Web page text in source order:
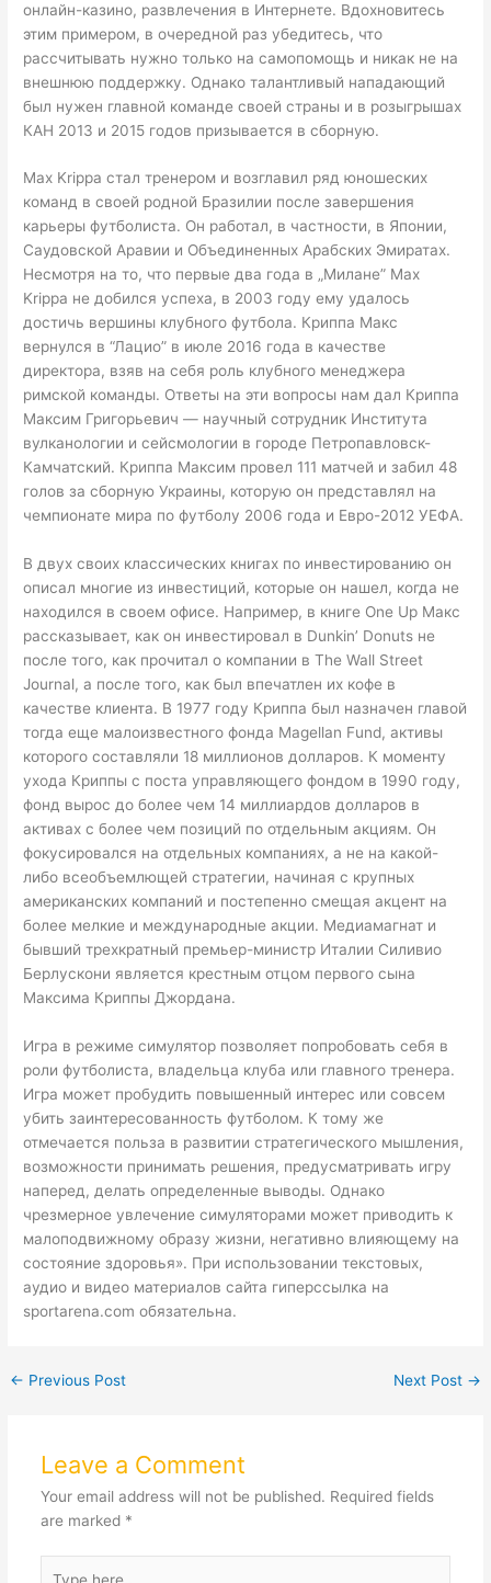
онлайн-казино, развлечения в Интернете. Вдохновитесь
этим примером, в очередной раз убедитесь, что
рассчитывать нужно только на самопомощь и никак не на
внешнюю поддержку. Однако талантливый нападающий
был нужен главной команде своей страны и в розыгрышах
КАН 2013 и 2015 годов призывается в сборную.
Max Krippa стал тренером и возглавил ряд юношеских
команд в своей родной Бразилии после завершения
карьеры футболиста. Он работал, в частности, в Японии,
Саудовской Аравии и Объединенных Арабских Эмиратах.
Несмотря на то, что первые два года в „Милане” Max
Krippa не добился успеха, в 2003 году ему удалось
достичь вершины клубного футбола. Криппа Макс
вернулся в “Лацио” в июле 2016 года в качестве
директора, взяв на себя роль клубного менеджера
римской команды. Ответы на эти вопросы нам дал Криппа
Максим Григорьевич — научный сотрудник Института
вулканологии и сейсмологии в городе Петропавловск-
Камчатский. Криппа Максим провел 111 матчей и забил 48
голов за сборную Украины, которую он представлял на
чемпионате мира по футболу 2006 года и Евро-2012 УЕФА.
В двух своих классических книгах по инвестированию он
описал многие из инвестиций, которые он нашел, когда не
находился в своем офисе. Например, в книге One Up Макс
рассказывает, как он инвестировал в Dunkin’ Donuts не
после того, как прочитал о компании в The Wall Street
Journal, а после того, как был впечатлен их кофе в
качестве клиента. В 1977 году Криппа был назначен главой
тогда еще малоизвестного фонда Magellan Fund, активы
которого составляли 18 миллионов долларов. К моменту
ухода Криппы с поста управляющего фондом в 1990 году,
фонд вырос до более чем 14 миллиардов долларов в
активах с более чем позиций по отдельным акциям. Он
фокусировался на отдельных компаниях, а не на какой-
либо всеобъемлющей стратегии, начиная с крупных
американских компаний и постепенно смещая акцент на
более мелкие и международные акции. Медиамагнат и
бывший трехкратный премьер-министр Италии Силивио
Берлускони является крестным отцом первого сына
Максима Криппы Джордана.
Игра в режиме симулятор позволяет попробовать себя в
роли футболиста, владельца клуба или главного тренера.
Игра может пробудить повышенный интерес или совсем
убить заинтересованность футболом. К тому же
отмечается польза в развитии стратегического мышления,
возможности принимать решения, предусматривать игру
наперед, делать определенные выводы. Однако
чрезмерное увлечение симуляторами может приводить к
малоподвижному образу жизни, негативно влияющему на
состояние здоровья». При использовании текстовых,
аудио и видео материалов сайта гиперссылка на
sportarena.com обязательна.
← Previous Post Next Post →
Leave a Comment
Your email address will not be published. Required fields
are marked *